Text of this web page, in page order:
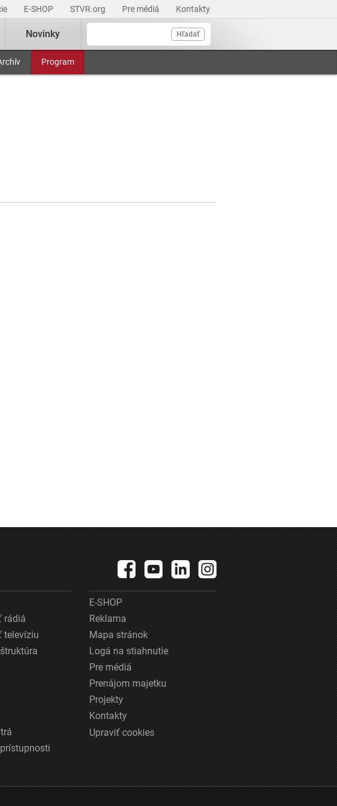
E-SHOP STVR.org Pre médiá Kontakty
Hľadať
Program
Novinky
rádiá
televíziu
E-SHOP
Reklama
Mapa stránok
Logá na stiahnutie
Pre médiá
Prenájom majetku
Projekty
Kontakty
Upraviť cookies